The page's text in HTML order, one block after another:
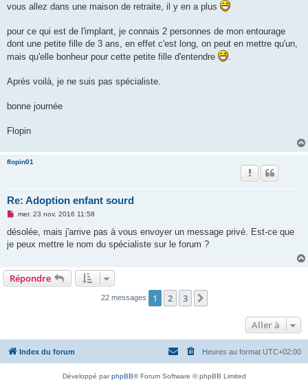
vous allez dans une maison de retraite, il y en a plus
pour ce qui est de l'implant, je connais 2 personnes de mon entourage
dont une petite fille de 3 ans, en effet c'est long, on peut en mettre qu'un,
mais qu'elle bonheur pour cette petite fille d'entendre
.
Après voilà, je ne suis pas spécialiste.
bonne journée
Flopin
flopin01
Re: Adoption enfant sourd
M
s
a
n
o
n
mer. 23 nov. 2016 11:58
désolée, mais j'arrive pas à vous envoyer un message privé. Est-ce que
je peux mettre le nom du spécialiste sur le forum ?
Répondre
22 messages 1 2 3
Aller à
Index du forum Heures au format UTC+02:00
Développé parphpBB® Forum Software © phpBB Limited